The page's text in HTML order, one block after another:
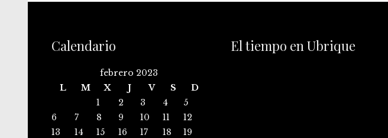
Calendario
febrero 2023
L
M X J V S
D
1
2 3 4
5
6
7 8 9 10 11
12
13
14 15 16 17 18 19
El tiempo en Ubrique